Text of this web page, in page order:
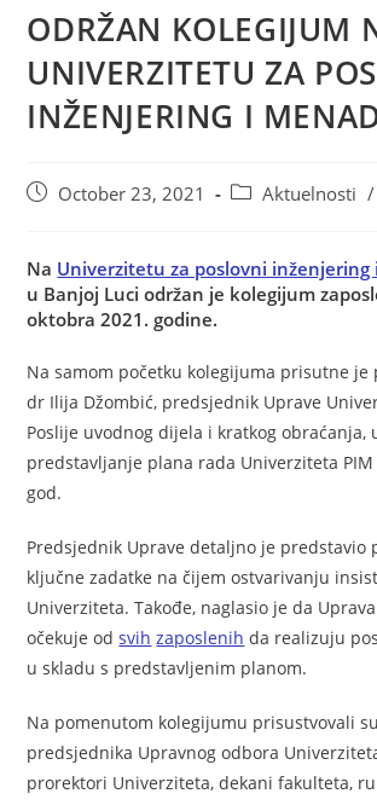
ODRŽAN KOLEGIJUM
UNIVERZITETU ZA
INŽENJERING I
October 23, 2021 Aktuelnosti /
Na Univerzitetu za poslovni
u Banjoj Luci održan je kolegijum
oktobra 2021. godine.
Na samom početku kolegijuma prisutne je
dr Ilija Džombić, predsjednik Uprave
Poslije uvodnog dijela i kratkog obraćanja,
predstavljanje plana rada Univerziteta PIM
god.
Predsjednik Uprave detaljno je predstavio
ključne zadatke na čijem ostvarivanju
Univerziteta. Takođe, naglasio je da
očekuje odsvih zaposlenih da realizuju
u skladu s predstavljenim planom.
Na pomenutom kolegijumu prisustvovali
predsjednika Upravnog odbora
prorektori Univerziteta, dekani fakulteta,